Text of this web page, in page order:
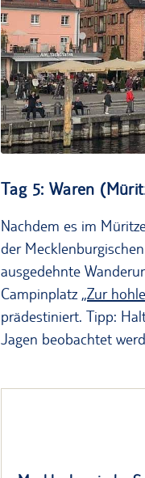
Tag 5: Waren
Nachdem es im
der
ausgedehnte
Campinplatz „Zur
prädestiniert. Tipp:
Jagen beobachtet